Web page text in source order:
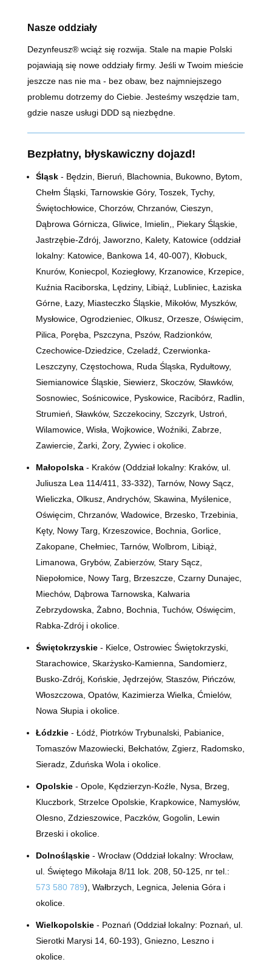
Nasze oddziały
Dezynfeusz® wciąż się rozwija. Stale na mapie Polski
pojawiają się nowe oddziały firmy. Jeśli w Twoim mieście
jeszcze nas nie ma - bez obaw, bez najmniejszego
problemu dotrzemy do Ciebie. Jesteśmy wszędzie tam,
gdzie nasze usługi DDD są niezbędne.
Bezpłatny, błyskawiczny dojazd!
Śląsk- Będzin, Bieruń, Blachownia, Bukowno, Bytom,
Chełm Śląski, Tarnowskie Góry, Toszek, Tychy,
Świętochłowice, Chorzów, Chrzanów, Cieszyn,
Dąbrowa Górnicza, Gliwice, Imielin,, Piekary Śląskie,
Jastrzębie-Zdrój, Jaworzno, Kalety, Katowice (oddział
lokalny: Katowice, Bankowa 14, 40-007), Kłobuck,
Knurów, Koniecpol, Koziegłowy, Krzanowice, Krzepice,
Kuźnia Raciborska, Lędziny, Libiąż, Lubliniec, Łaziska
Górne, Łazy, Miasteczko Śląskie, Mikołów, Myszków,
Mysłowice, Ogrodzieniec, Olkusz, Orzesze, Oświęcim,
Pilica, Poręba, Pszczyna, Pszów, Radzionków,
Czechowice-Dziedzice, Czeladź, Czerwionka-
Leszczyny, Częstochowa, Ruda Śląska, Rydułtowy,
Siemianowice Śląskie, Siewierz, Skoczów, Sławków,
Sosnowiec, Sośnicowice, Pyskowice, Racibórz, Radlin,
Strumień, Sławków, Szczekociny, Szczyrk, Ustroń,
Wilamowice, Wisła, Wojkowice, Woźniki, Zabrze,
Zawiercie, Żarki, Żory, Żywiec i okolice.
Małopolska- Kraków (Oddział lokalny: Kraków, ul.
Juliusza Lea 114/411, 33-332), Tarnów, Nowy Sącz,
Wieliczka, Olkusz, Andrychów, Skawina, Myślenice,
Oświęcim, Chrzanów, Wadowice, Brzesko, Trzebinia,
Kęty, Nowy Targ, Krzeszowice, Bochnia, Gorlice,
Zakopane, Chełmiec, Tarnów, Wolbrom, Libiąż,
Limanowa, Grybów, Zabierzów, Stary Sącz,
Niepołomice, Nowy Targ, Brzeszcze, Czarny Dunajec,
Miechów, Dąbrowa Tarnowska, Kalwaria
Zebrzydowska, Żabno, Bochnia, Tuchów, Oświęcim,
Rabka-Zdrój i okolice.
Świętokrzyskie- Kielce, Ostrowiec Świętokrzyski,
Starachowice, Skarżysko-Kamienna, Sandomierz,
Busko-Zdrój, Końskie, Jędrzejów, Staszów, Pińczów,
Włoszczowa, Opatów, Kazimierza Wielka, Ćmielów,
Nowa Słupia i okolice.
Łódzkie- Łódź, Piotrków Trybunalski, Pabianice,
Tomaszów Mazowiecki, Bełchatów, Zgierz, Radomsko,
Sieradz, Zduńska Wola i okolice.
Opolskie- Opole, Kędzierzyn-Koźle, Nysa, Brzeg,
Kluczbork, Strzelce Opolskie, Krapkowice, Namysłów,
Olesno, Zdzieszowice, Paczków, Gogolin, Lewin
Brzeski i okolice.
Dolnośląskie- Wrocław (Oddział lokalny: Wrocław,
ul. Świętego Mikołaja 8/11 lok. 208, 50-125, nr tel.:
573 580 789), Wałbrzych, Legnica, Jelenia Góra i
okolice.
Wielkopolskie- Poznań (Oddział lokalny: Poznań, ul.
Sierotki Marysi 14, 60-193), Gniezno, Leszno i
okolice.